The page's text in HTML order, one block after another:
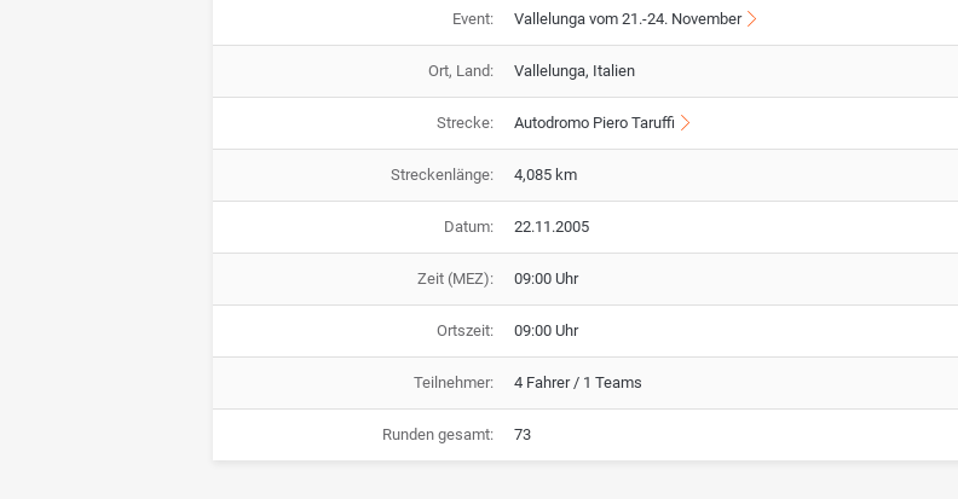
Event: Vallelunga vom 21.-24. November
Ort, Land: Vallelunga, Italien
Strecke: Autodromo Piero Taruffi
Streckenlänge: 4,085 km
Datum: 22.11.2005
Zeit (MEZ): 09:00 Uhr
Ortszeit: 09:00 Uhr
Teilnehmer: 4 Fahrer / 1 Teams
Runden gesamt: 73